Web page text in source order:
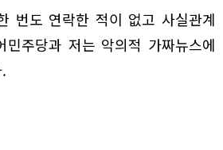
번도 연락한 적이 없고 사실관계
주당과 저는 악의적 가짜뉴스에